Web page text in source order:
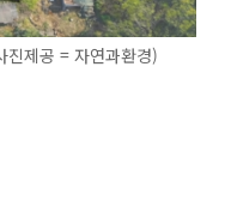
제공 = 자연과환경)